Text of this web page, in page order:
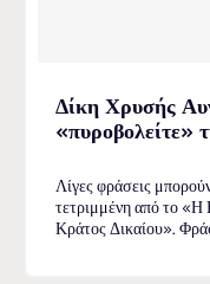
Δίκη Χρυσής
«πυροβολείτε»
Λίγες φράσεις
τετριμμένη από το «Η
Κράτος Δικαίου».